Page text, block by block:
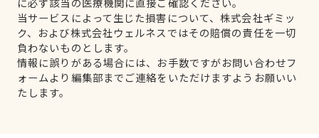
当サービスによって生じた損害について、株式会社ギミッ
ク、および株式会社ウェルネスではその賠償の責任を一切
負わないものとします。
情報に誤りがある場合には、お手数ですがお問い合わせフ
ォームより編集部までご連絡をいただけますようお願いい
たします。